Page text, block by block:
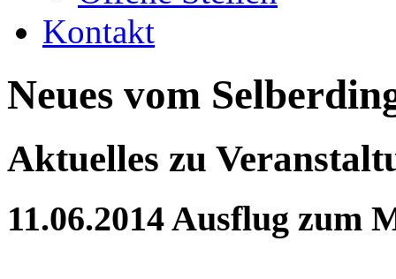
Kontakt
Neues vom
Aktuelles zu
11.06.2014Ausflug zum